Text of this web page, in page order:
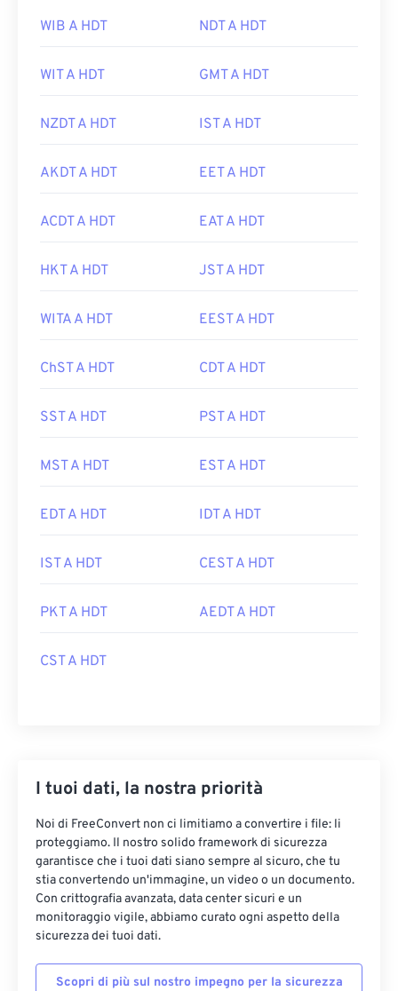
WIB A HDT NDT A HDT
WIT A HDT GMT A HDT
NZDT A HDT IST A HDT
AKDT A HDT EET A HDT
ACDT A HDT EAT A HDT
HKT A HDT JST A HDT
WITA A HDT EEST A HDT
ChST A HDT CDT A HDT
SST A HDT PST A HDT
MST A HDT EST A HDT
EDT A HDT IDT A HDT
IST A HDT CEST A HDT
PKT A HDT AEDT A HDT
CST A HDT
I tuoi dati, la nostra priorità
Noi di FreeConvert non ci limitiamo a convertire i file: li
proteggiamo. Il nostro solido framework di sicurezza
garantisce che i tuoi dati siano sempre al sicuro, che tu
stia convertendo un'immagine, un video o un documento.
Con crittografia avanzata, data center sicuri e un
monitoraggio vigile, abbiamo curato ogni aspetto della
sicurezza dei tuoi dati.
Scopri di più sul nostro impegno per la sicurezza